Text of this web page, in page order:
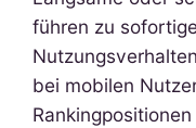
führen zu
bei mobilen
Rankingpositionen